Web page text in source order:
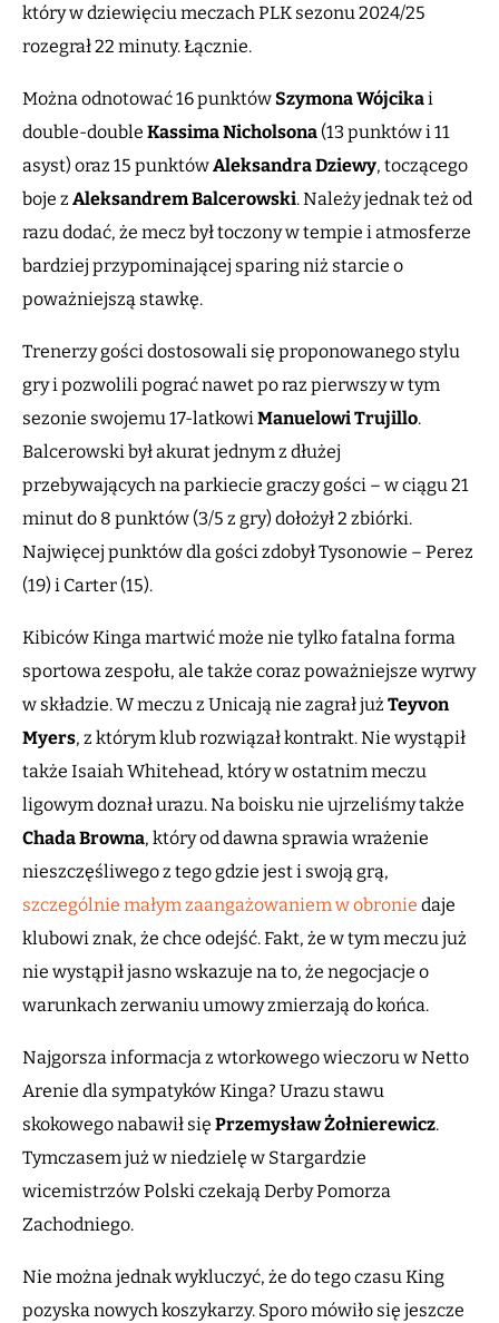
który w dziewięciu meczach PLK sezonu 2024/25
rozegrał 22 minuty. Łącznie.
Można odnotować 16 punktów Szymona Wójcikai
double-double Kassima Nicholsona (13 punktów i 11
asyst) oraz 15 punktówAleksandra Dziewy, toczącego
boje z Aleksandrem Balcerowski. Należy jednak też od
razu dodać, że mecz był toczony w tempie i atmosferze
bardziej przypominającej sparing niż starcie o
poważniejszą stawkę.
Trenerzy gości dostosowali się proponowanego stylu
gry i pozwolili pograć nawet po raz pierwszy w tym
sezonie swojemu 17-latkowiManuelowi Trujillo.
Balcerowski był akurat jednym z dłużej
przebywających na parkiecie graczy gości – w ciągu 21
minut do 8 punktów (3/5 z gry) dołożył 2 zbiórki.
Najwięcej punktów dla gości zdobył Tysonowie – Perez
(19) i Carter (15).
Kibiców Kinga martwić może nie tylko fatalna forma
sportowa zespołu, ale także coraz poważniejsze wyrwy
w składzie. W meczu z Unicają nie zagrał już Teyvon
Myers, z którym klub rozwiązał kontrakt. Nie wystąpił
także Isaiah Whitehead, który w ostatnim meczu
ligowym doznał urazu. Na boisku nie ujrzeliśmy także
ChadaBrowna, który od dawna sprawia wrażenie
nieszczęśliwego z tego gdzie jest i swoją grą,
szczególnie małym zaangażowaniem w obronie daje
klubowi znak, że chce odejść. Fakt, że w tym meczu już
nie wystąpił jasno wskazuje na to, że negocjacje o
warunkach zerwaniu umowy zmierzają do końca.
Najgorsza informacja z wtorkowego wieczoru w Netto
Arenie dla sympatyków Kinga? Urazu stawu
skokowego nabawił się Przemysław Żołnierewicz.
Tymczasem już w niedzielę w Stargardzie
wicemistrzów Polski czekają Derby Pomorza
Zachodniego.
Nie można jednak wykluczyć, że do tego czasu King
pozyska nowych koszykarzy. Sporo mówiło się jeszcze